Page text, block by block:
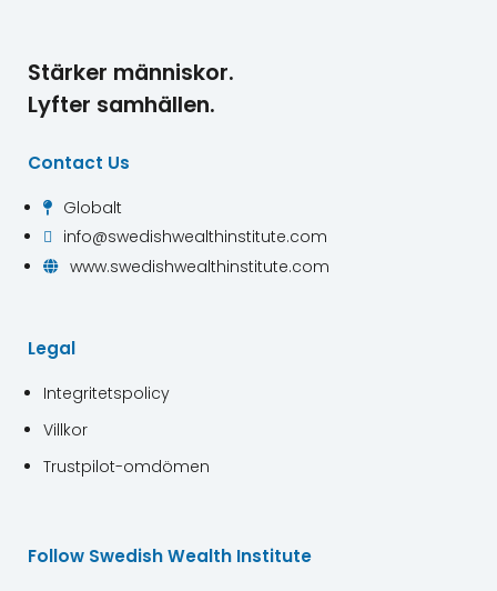
Stärker människor.
Lyfter samhällen.
Contact Us
 Globalt
 info@swedishwealthinstitute.com
 www.swedishwealthinstitute.com
Legal
Integritetspolicy
Villkor
Trustpilot-omdömen
Follow Swedish Wealth Institute